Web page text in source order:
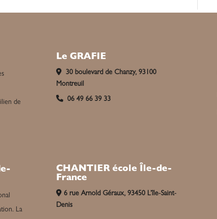
de
La
Le GRAFIE
30 boulevard de Chanzy, 93100
Montreuil
06 49 66 39 33
CHANTIER école Île-de-
France
6 rue Arnold Géraux, 93450 L’île-Saint-
Denis